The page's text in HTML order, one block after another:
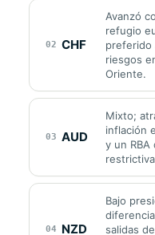
02 CHF
Avanzó
refugio
preferido
riesgos
Oriente.
03 AUD
Mixto;
inflación
y un
04 NZD
Bajo
salidas